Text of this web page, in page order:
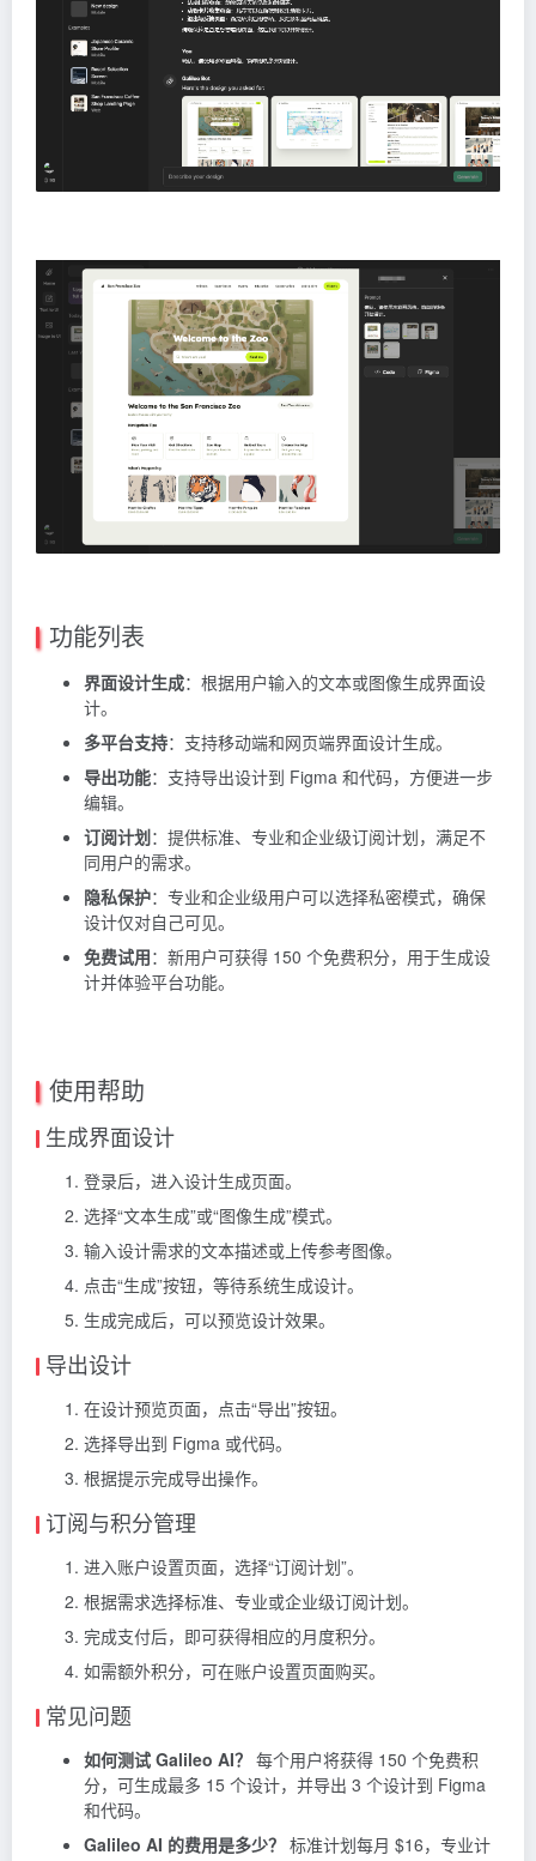
功能列表
界面设计生成：根据用户输入的文本或图像生成界面设
计。
多平台支持：支持移动端和网页端界面设计生成。
导出功能：支持导出设计到 Figma 和代码，方便进一步
编辑。
订阅计划：提供标准、专业和企业级订阅计划，满足不
同用户的需求。
隐私保护：专业和企业级用户可以选择私密模式，确保
设计仅对自己可见。
免费试用：新用户可获得 150 个免费积分，用于生成设
计并体验平台功能。
使用帮助
生成界面设计
登录后，进入设计生成页面。
选择“文本生成”或“图像生成”模式。
输入设计需求的文本描述或上传参考图像。
点击“生成”按钮，等待系统生成设计。
生成完成后，可以预览设计效果。
导出设计
在设计预览页面，点击“导出”按钮。
选择导出到 Figma 或代码。
根据提示完成导出操作。
订阅与积分管理
进入账户设置页面，选择“订阅计划”。
根据需求选择标准、专业或企业级订阅计划。
完成支付后，即可获得相应的月度积分。
如需额外积分，可在账户设置页面购买。
常见问题
如何测试 Galileo AI？ 每个用户将获得 150 个免费积
分，可生成最多 15 个设计，并导出 3 个设计到 Figma
和代码。
Galileo AI 的费用是多少？ 标准计划每月 $16，专业计